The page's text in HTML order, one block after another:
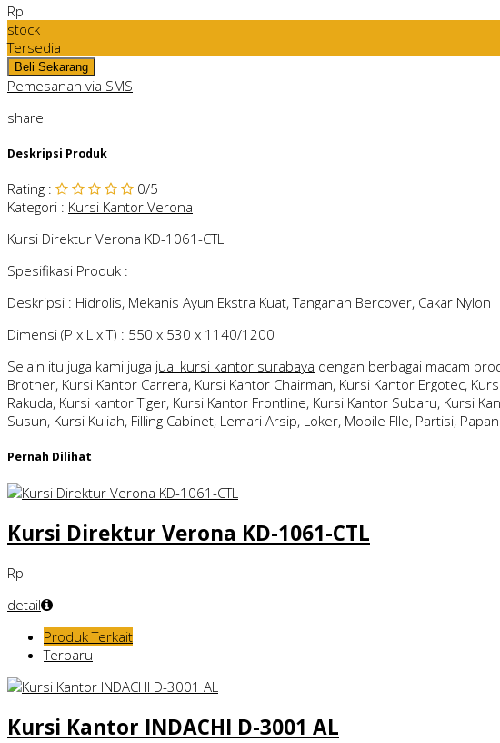
Rp
stock
Tersedia
Pemesanan via SMS
share
Deskripsi Produk
Rating : 0/5
Kategori : Kursi Kantor Verona
Kursi Direktur Verona KD-1061-CTL
Spesifikasi Produk :
Deskripsi : Hidrolis, Mekanis Ayun Ekstra Kuat, Tanganan Bercover, Cakar Nylon
Dimensi (P x L x T) : 550 x 530 x 1140/1200
Selain itu juga kami juga jual kursi kantor surabaya dengan berbagai macam
Brother, Kursi Kantor Carrera, Kursi Kantor Chairman, Kursi Kantor Ergotec,
Rakuda, Kursi kantor Tiger, Kursi Kantor Frontline, Kursi Kantor Subaru, Kursi
Susun, Kursi Kuliah, Filling Cabinet, Lemari Arsip, Loker, Mobile FIle, Partisi,
Pernah Dilihat
Kursi Direktur Verona KD-1061-CTL
Rp
detail
Produk Terkait
Terbaru
Kursi Kantor INDACHI D-3001 AL